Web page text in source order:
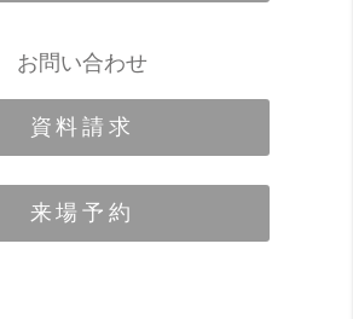
お問い合わせ
資料請求
来場予約